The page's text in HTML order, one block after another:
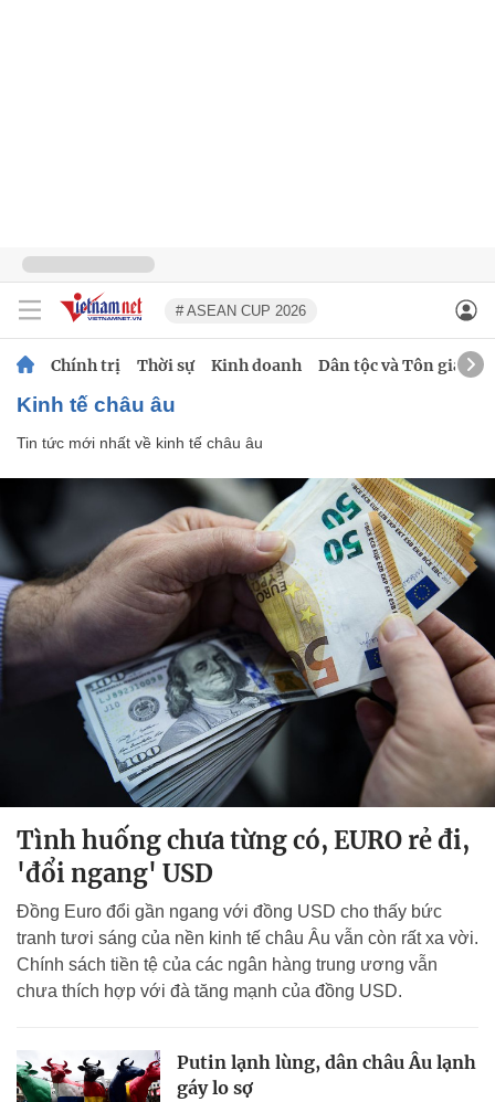
# ASEAN CUP 2026
Chính trị Thời sự Kinh doanh Dân tộc và Tôn giáo
kinh tế châu âu
Tin tức mới nhất về kinh tế châu âu
Tình huống chưa từng có, EURO rẻ đi,
'đổi ngang' USD
Đồng Euro đổi gần ngang với đồng USD cho thấy bức
tranh tươi sáng của nền kinh tế châu Âu vẫn còn rất xa vời.
Chính sách tiền tệ của các ngân hàng trung ương vẫn
chưa thích hợp với đà tăng mạnh của đồng USD.
Putin lạnh lùng, dân châu Âu lạnh
gáy lo sợ